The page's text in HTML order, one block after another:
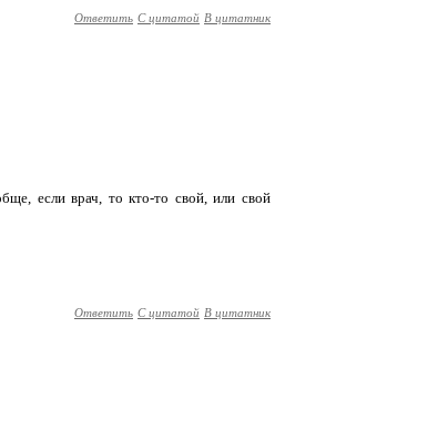
Ответить С цитатой В цитатник
если врач, то кто-то свой, или свой
Ответить С цитатой В цитатник